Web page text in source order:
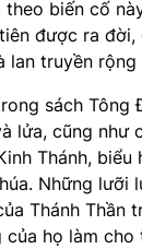
biến cố
được ra
lan truyền rộng
sách Tông
lửa, cũng như
Thánh, biểu
Những lưỡi
Thánh Thần
của họ làm